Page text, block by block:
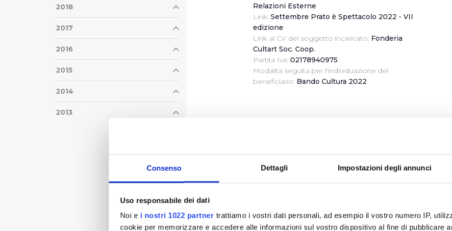
Consenso Dettagli Impostazioni degli annunci
Uso responsabile dei dati
Noi e i nostri 1022 partner trattiamo i vostri dati personali, ad esempio il vostro numero IP,
cookie per memorizzare e accedere alle informazioni sul vostro dispositivo al fine di pubblicare
2018
2017
2016
2015
2014
2013
Relazioni Esterne
Link: Settembre Prato è Spettacolo 2022 - VII
edizione
Link al CV del soggetto incaricato: Fonderia
Cultart Soc. Coop.
Partita Iva: 02178940975
Modalità seguita per l'individuazione del
beneficiario: Bando Cultura 2022
3000
Norma/titolo attribuzione:
Presente Italiano - Il
Link:Presente Italiano - Il cinema che non ti
aspetti / 8a edizione